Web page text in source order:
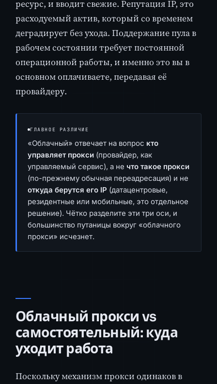
ресурс, и вводит свежие. Репутация IP, это
расходуемый актив, который со временем
деградирует без ухода. Поддержание пула в
рабочем состоянии требует постоянной
операционной работы, и именно это вы в
основном оплачиваете, передавая её
провайдеру.
ГЛАВНОЕ РАЗЛИЧИЕ
«Облачный» отвечает на вопрос кто
управляет прокси (провайдер, как
управляемый сервис), а не что такое прокси
(по-прежнему обычная переадресация) и не
откуда берутся его IP (датацентровые,
резидентные или мобильные, это отдельное
решение). Чётко разделите эти три оси, и
большинство путаницы вокруг «облачного
прокси» исчезнет.
Облачный прокси vs
самостоятельный: куда
уходит работа
Поскольку механизм прокси одинаков в